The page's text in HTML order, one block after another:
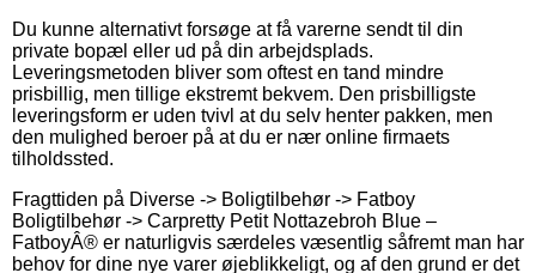
Du kunne alternativt forsøge at få varerne sendt til din
private bopæl eller ud på din arbejdsplads.
Leveringsmetoden bliver som oftest en tand mindre
prisbillig, men tillige ekstremt bekvem. Den prisbilligste
leveringsform er uden tvivl at du selv henter pakken, men
den mulighed beroer på at du er nær online firmaets
tilholdssted.
Fragttiden på Diverse -> Boligtilbehør -> Fatboy
Boligtilbehør -> Carpretty Petit Nottazebroh Blue –
FatboyÂ® er naturligvis særdeles væsentlig såfremt man har
behov for dine nye varer øjeblikkeligt, og af den grund er det